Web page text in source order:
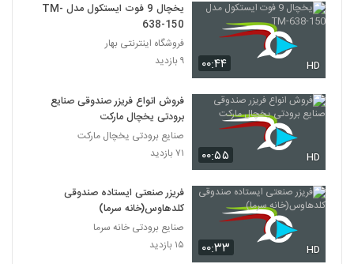
۰۰:۴۴ HD
یخچال 9 فوت ایستکول مدل TM-
638-150
فروشگاه اینترنتی بهار
۹ بازدید
۰۰:۵۵ HD
فروش انواع فریزر صندوقی صنایع
برودتی یخچال مارکت
صنایع برودتی یخچال مارکت
۷۱ بازدید
۰۰:۳۳ HD
فریزر صنعتی ایستاده صندوقی
کلدهاوس(خانه سرما)
صنایع برودتی خانه سرما
۱۵ بازدید